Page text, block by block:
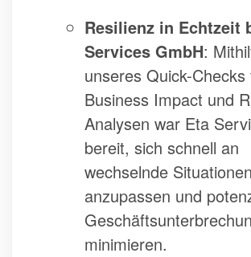
Resilienz in Echtzeit
Services GmbH:
unseres Quick-Checks
Business Impact und
Analysen war Eta
bereit, sich schnell an
wechselnde Situationen
anzupassen und
minimieren.